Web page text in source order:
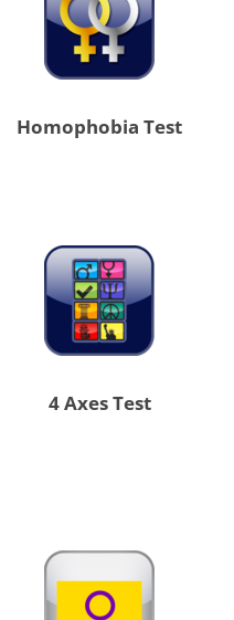
Homophobia Test
4 Axes Test